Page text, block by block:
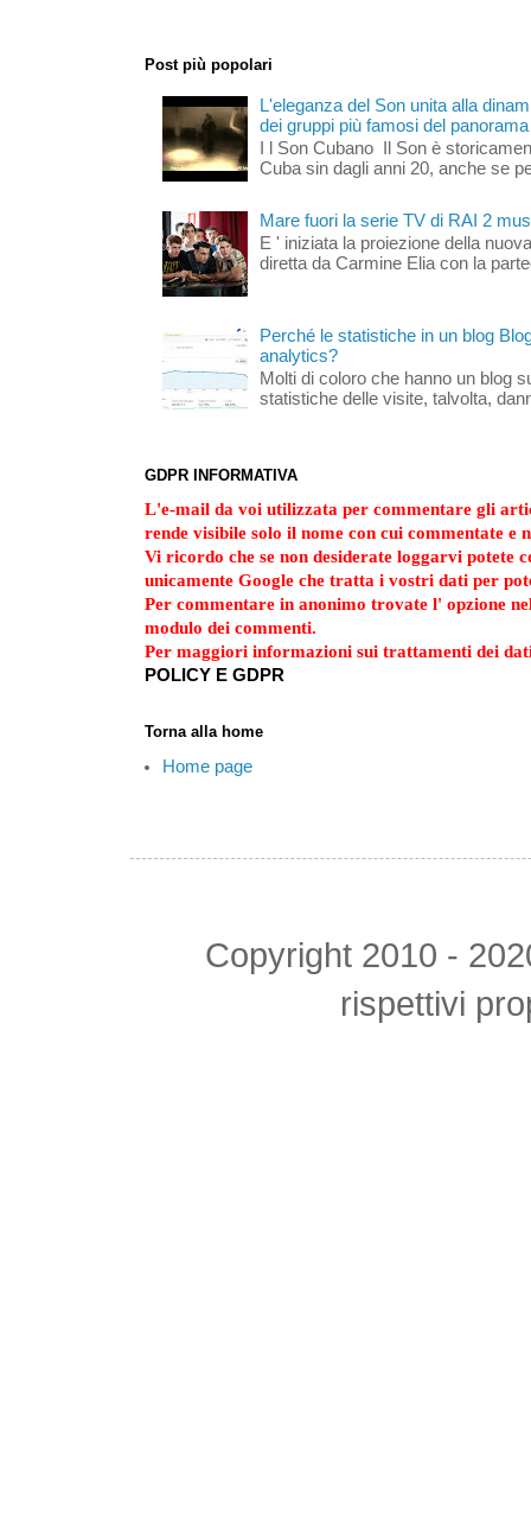
Post più popolari
L'eleganza del Son unita alla
dei gruppi più famosi del
I l Son Cubano Il Son è
Cuba sin dagli anni 20, anche se
Mare fuori la serie TV di RAI 2
E ' iniziata la proiezione della
diretta da Carmine Elia con la
Perché le statistiche in un blog
analytics?
Molti di coloro che hanno un blog
statistiche delle visite, talvolta,
GDPR INFORMATIVA
L'e-mail da voi utilizzata per commentare gli
rende visibile solo il nome con cui commentate e
Vi ricordo che se non desiderate loggarvi potete
unicamente Google che tratta i vostri dati per
Per commentare in anonimo trovate l' opzione
modulo dei commenti.
Per maggiori informazioni sui trattamenti dei
POLICY E GDPR
Torna alla home
Home page
Copyright 2010 -
rispettivi